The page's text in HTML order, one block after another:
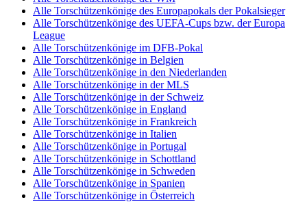
Alle Torschützenkönige des Europapokals der Pokalsieger
Alle Torschützenkönige des UEFA-Cups bzw. der Europa
League
Alle Torschützenkönige im DFB-Pokal
Alle Torschützenkönige in Belgien
Alle Torschützenkönige in den Niederlanden
Alle Torschützenkönige in der MLS
Alle Torschützenkönige in der Schweiz
Alle Torschützenkönige in England
Alle Torschützenkönige in Frankreich
Alle Torschützenkönige in Italien
Alle Torschützenkönige in Portugal
Alle Torschützenkönige in Schottland
Alle Torschützenkönige in Schweden
Alle Torschützenkönige in Spanien
Alle Torschützenkönige in Österreich